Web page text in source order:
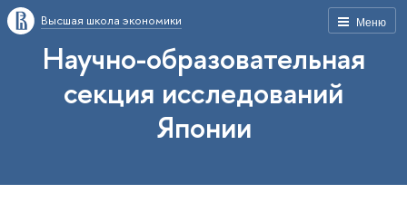
Меню
Высшая школа экономики
Научно-образовательная
секция исследований
Японии